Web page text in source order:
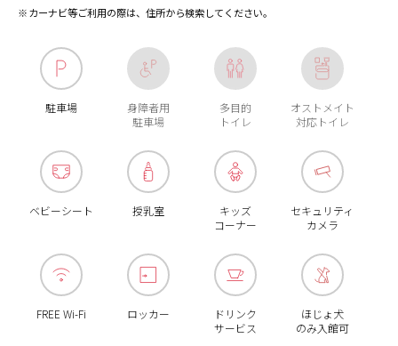
カーナビ等ご利用の際は、住所から検索してください。
駐車場
身障者用
駐車場
多目的
トイレ
オストメイト
対応トイレ
ベビーシート 授乳室
キッズ
コーナー
セキュリティ
カメラ
FREE Wi-Fi ロッカー
ドリンク
サービス
ほじょ犬
のみ入館可